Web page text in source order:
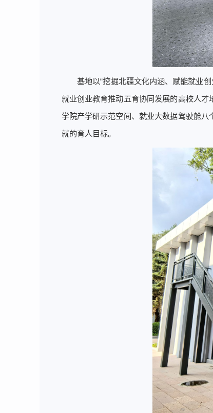
基地以“挖掘北疆文化内涵、赋能就业
就业创业教育推动五育协同发展的高校人才
学院产学研示范空间、就业大数据驾驶舱
就的育人目标。